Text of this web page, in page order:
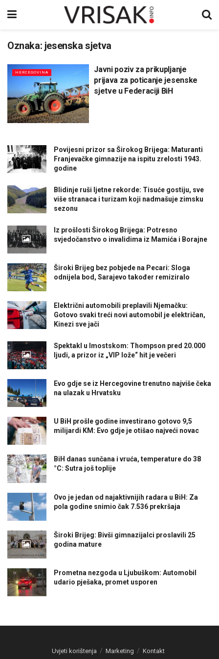
Oznaka: jesenska sjetva
HERCEGOVINA
Javni poziv za prikupljanje
prijava za poticanje jesenske
sjetve u Federaciji BiH
Povijesni prizor sa Širokog Brijega: Maturanti
Franjevačke gimnazije na ispitu zrelosti 1943.
godine
Blidinje ruši ljetne rekorde: Tisuće gostiju, sve
više stranaca i turizam koji nadmašuje zimsku
sezonu
Iz prošlosti Širokog Brijega: Potresno
svjedočanstvo o invalidima iz Mamića i Borajne
Široki Brijeg bez pobjede na Pecari: Sloga
odnijela bod, Sarajevo također remiziralo
Električni automobili preplavili Njemačku:
Gotovo svaki treći novi automobil je električan,
Kinezi sve jači
Spektakl u Imostskom: Thompson pred 20.000
ljudi, a prizor iz „VIP lože“ hit je večeri
Evo gdje se iz Hercegovine trenutno najviše čeka
na ulazak u Hrvatsku
U BiH prošle godine investirano gotovo 9,5
milijardi KM: Evo gdje je otišao najveći novac
BiH danas sunčana i vruća, temperature do 38
°C: Sutra još toplije
Ovo je jedan od najaktivnijih radara u BiH: Za
pola godine snimio čak 7.536 prekršaja
Široki Brijeg: Bivši gimnazijalci proslavili 25
godina mature
Prometna nezgoda u Ljubuškom: Automobil
udario pješaka, promet usporen
Uvjeti korištenja Marketing Kontakt